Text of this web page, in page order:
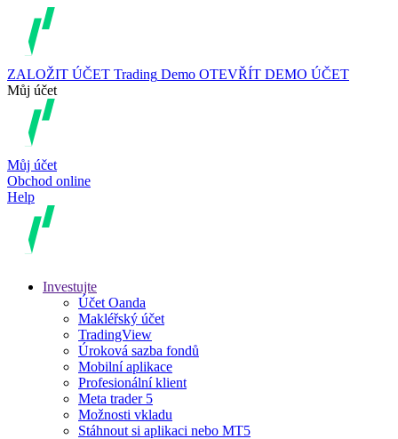
ZALOŽIT ÚČET Trading Demo OTEVŘÍT DEMO ÚČET
Můj účet
Můj účet
Obchod online
Help
Investujte
Účet Oanda
Makléřský účet
TradingView
Úroková sazba fondů
Mobilní aplikace
Profesionální klient
Meta trader 5
Možnosti vkladu
Stáhnout si aplikaci nebo MT5